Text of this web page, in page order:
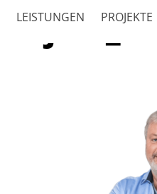
LEISTUNGEN PROJEKTE